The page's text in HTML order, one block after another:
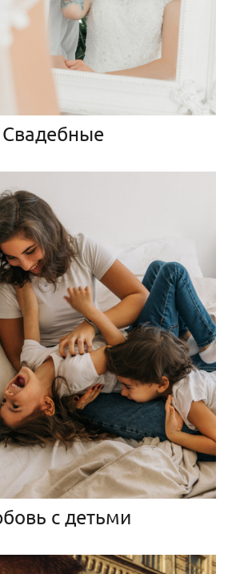
Свадебные
с детьми